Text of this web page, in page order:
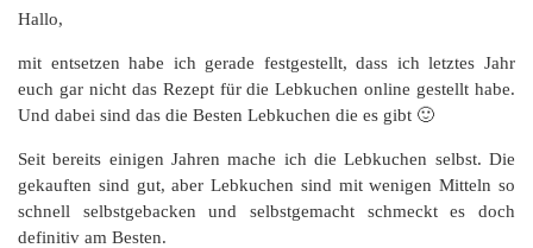
Hallo,
mit entsetzen habe ich gerade festgestellt, dass ich letztes Jahr
euch gar nicht das Rezept für die Lebkuchen online gestellt habe.
Und dabei sind das die Besten Lebkuchen die es gibt 🙂
Seit bereits einigen Jahren mache ich die Lebkuchen selbst. Die
gekauften sind gut, aber Lebkuchen sind mit wenigen Mitteln so
schnell selbstgebacken und selbstgemacht schmeckt es doch
definitiv am Besten.